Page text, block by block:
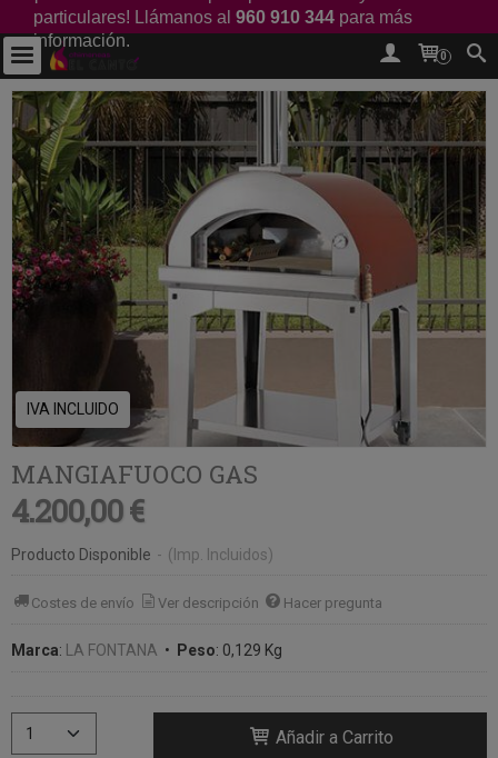
particulares! Llámanos al 960 910 344 para más
información.
0
IVA INCLUIDO
MANGIAFUOCO GAS
4.200,00 €
Producto Disponible - (Imp. Incluidos)
Costes de envío Ver descripción Hacer pregunta
Marca: LA FONTANA • Peso: 0,129 Kg
Añadir a Carrito